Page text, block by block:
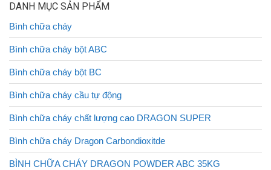
DANH MỤC SẢN PHẨM
Bình chữa cháy
Bình chữa cháy bột ABC
Bình chữa cháy bột BC
Bình chữa cháy cầu tự động
Bình chữa cháy chất lượng cao DRAGON SUPER
Bình chữa cháy Dragon Carbondioxitde
BÌNH CHỮA CHÁY DRAGON POWDER ABC 35KG